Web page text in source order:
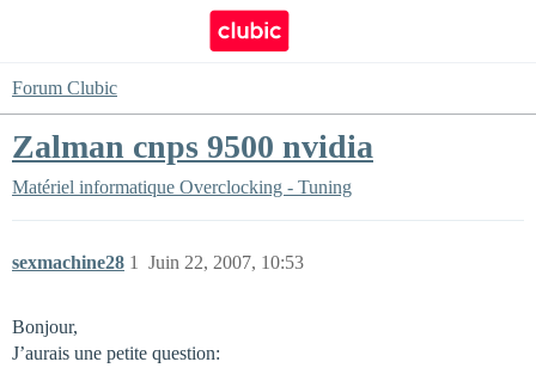
Forum Clubic
Zalman cnps 9500 nvidia
Matériel informatique Overclocking - Tuning
sexmachine28 Juin 22, 2007, 10:53
1
Bonjour,
J’aurais une petite question: